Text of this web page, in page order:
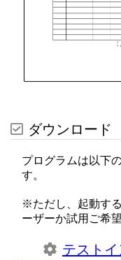
ダウンロード
プログラムは以下
す。
※ただし、起動す
ーザーか試用ご希
テスト